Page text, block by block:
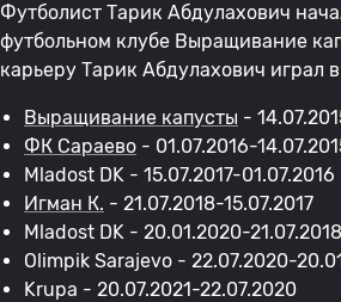
Футболист Тарик Абдулахович
футбольном клубе Выращивание
карьеру Тарик Абдулахович играл
Выращивание капусты -
ФК Сараево - 01.07.2016-
Mladost DK - 15.07.2017-01.07.2016
Игман К. - 21.07.2018-15.07.2017
Mladost DK - 20.01.2020-21.07.2018
Olimpik Sarajevo - 22.07.2020-
Krupa - 20.07.2021-22.07.2020